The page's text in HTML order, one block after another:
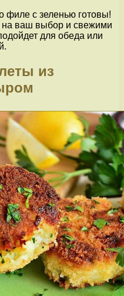
филе с зеленью готовы!
на ваш выбор и свежими
для обеда или
из